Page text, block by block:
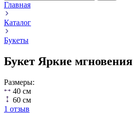
Главная
Каталог
Букеты
Букет Яркие мгновения
Размеры:
40 см
60 см
1 отзыв